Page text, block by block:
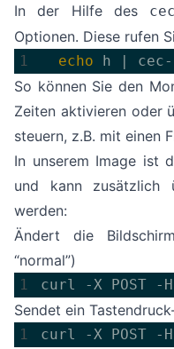
In der Hilfe des
Optionen. Diese rufen
echo h |
So können Sie den
Zeiten aktivieren oder
steuern, z.B. mit einen
In unserem Image ist
und kann zusätzlich
werden:
Ändert die
“normal”)
curl -X POST -H
Sendet ein
curl -X POST -H